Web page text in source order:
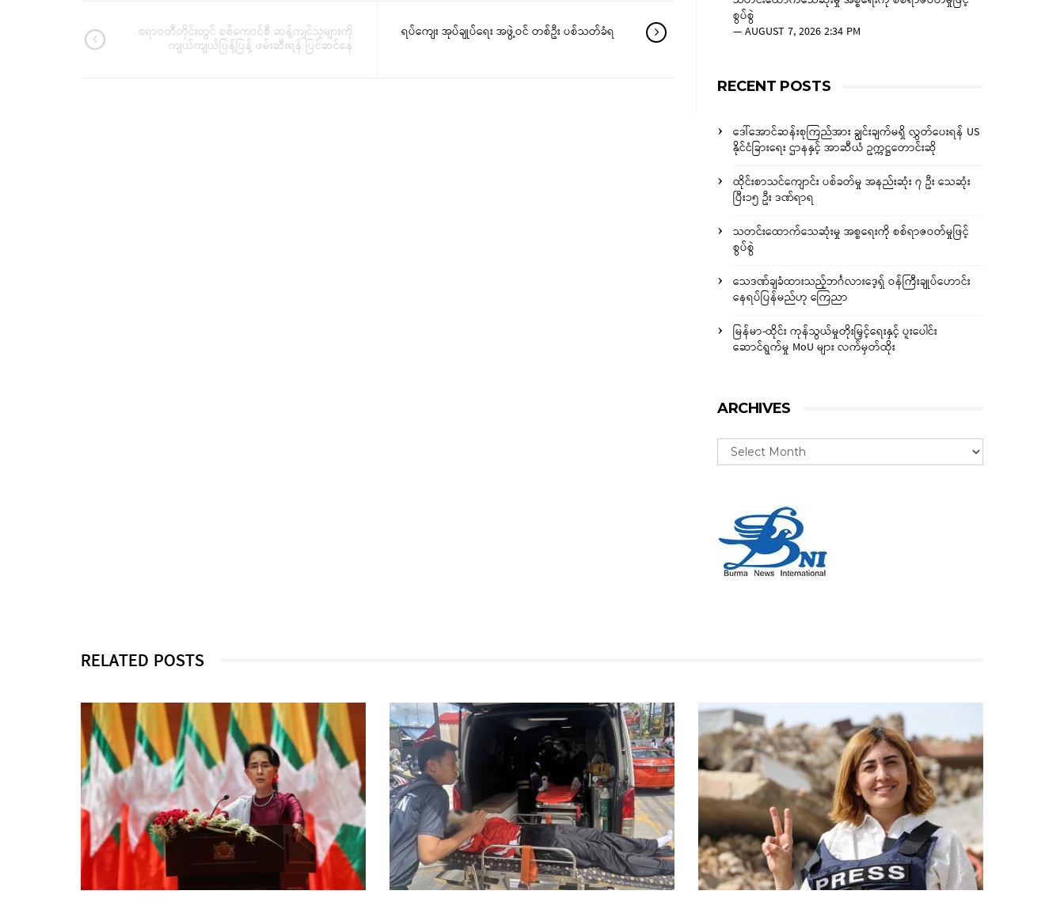
ဧရာဝတီတိုင်းတွင် စစ်ကောင်စီ ဆန့်ကျင်သူများကို
ကျယ်ကျယ်ပြန့်ပြန့် ဖမ်းဆီးရန် ပြင်ဆင်နေ
ရပ်ကျေး အုပ်ချုပ်ရေး အဖွဲ့ဝင် တစ်ဦး ပစ်သတ်ခံရ
စွပ်စွဲ
—AUGUST 7, 2026 2:34 PM
RECENT POSTS
ဒေါ်အောင်ဆန်းစုကြည်အား ချွင်းချက်မရှိ လွှတ်ပေးရန် US
နိုင်ငံခြားရေး ဌာနနှင့် အာဆီယံ ဥက္ကဋ္ဌတောင်းဆို
ထိုင်းစာသင်ကျောင်း ပစ်ခတ်မှု အနည်းဆုံး ၇ ဦး သေဆုံး
ပြီး၁၅ ဦး ဒဏ်ရာရ
သတင်းထောက်သေဆုံးမှု အစ္စရေးကို စစ်ရာဇဝတ်မှုဖြင့်
စွပ်စွဲ
သေဒဏ်ချခံထားသည့်ဘင်္ဂလားဒေ့ရှ် ဝန်ကြီးချုပ်ဟောင်း
နေရပ်ပြန်မည်ဟု ကြေညာ
မြန်မာ-ထိုင်း ကုန်သွယ်မှုတိုးမြှင့်ရေးနှင့် ပူးပေါင်း
ဆောင်ရွက်မှု MoU များ လက်မှတ်ထိုး
ARCHIVES
RELATED POSTS